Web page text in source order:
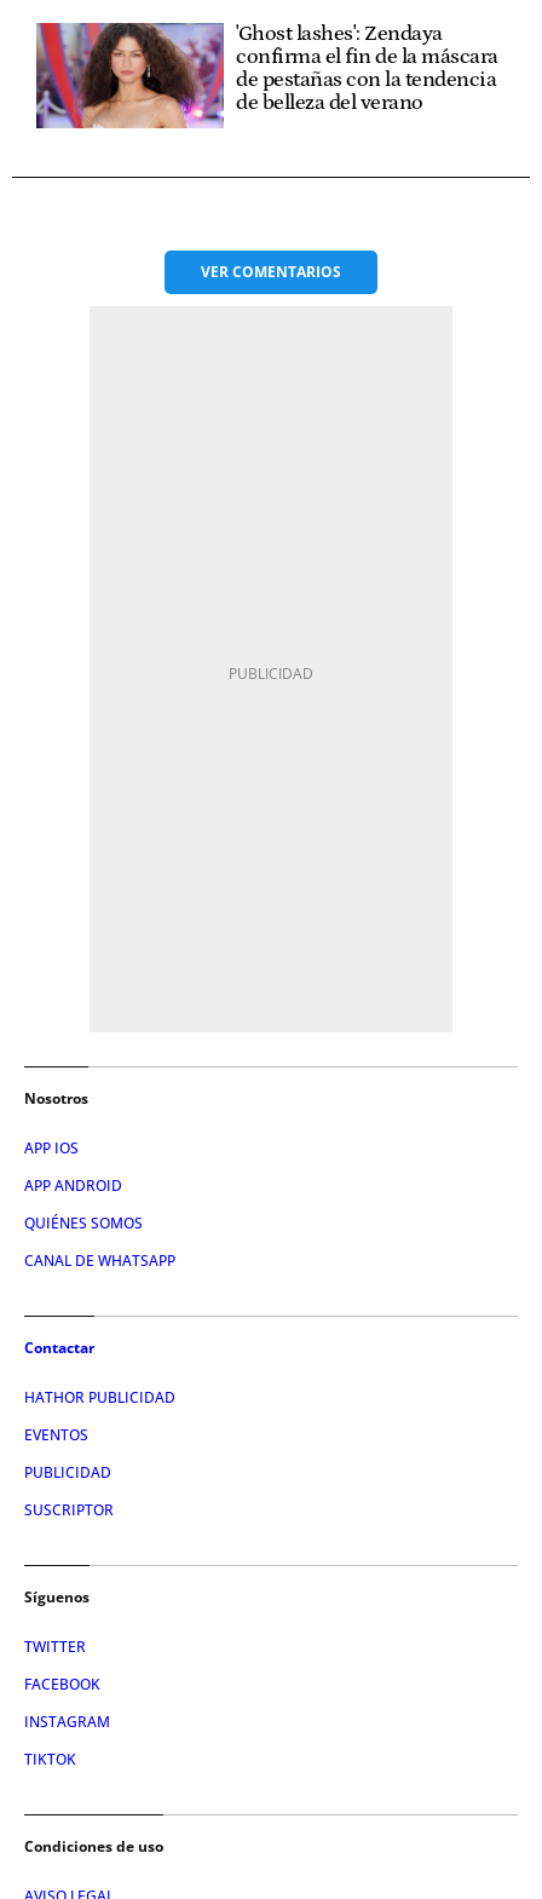
'Ghost lashes': Zendaya
confirma el fin de la máscara
de pestañas con la tendencia
de belleza del verano
VERCOMENTARIOS
Nosotros
APP IOS
APP ANDROID
QUIÉNES SOMOS
CANAL DE WHATSAPP
Contactar
HATHOR PUBLICIDAD
EVENTOS
PUBLICIDAD
SUSCRIPTOR
Síguenos
TWITTER
FACEBOOK
INSTAGRAM
TIKTOK
Condiciones de uso